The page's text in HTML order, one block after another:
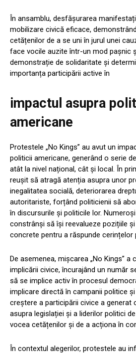
În ansamblu, desfășurarea
mobilizare civică eficace,
cetățenilor de a se uni în jurul unei
face vocile auzite într-un mod pașnic
demonstrație de solidaritate și
importanța participării active în
impactul asupra
americane
Protestele „No Kings” au avut un
politicii americane, generând o serie
atât la nivel național, cât și local. În
reușit să atragă atenția asupra unor
inegalitatea socială, deteriorarea
autoritariste, forțând politicienii să
în discursurile și politicile lor.
constrânși să își reevalueze pozițiile
concrete pentru a răspunde cerințelor
De asemenea, mișcarea „No Kings” a
implicării civice, încurajând un număr
să se implice activ în procesul
implicare directă în campanii politice
creștere a participării civice a generat
asupra legislației și a liderilor politici
vocea cetățenilor și de a acționa în
În contextul alegerilor, protestele au